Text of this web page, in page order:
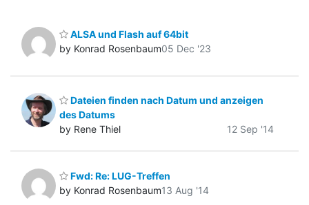
ALSA und Flash auf 64bit
by Konrad Rosenbaum05 Dec '23
Dateien finden nach Datum und anzeigen
des Datums
by Rene Thiel
12 Sep '14
Fwd: Re: LUG-Treffen
by Konrad Rosenbaum13 Aug '14